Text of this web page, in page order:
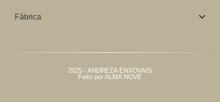
Fábrica
2025 - ANDREZA ENXOVAIS
Feito por ALMA NOVE